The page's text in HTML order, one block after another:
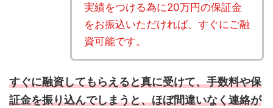
実績をつける為に20万円の保証金
をお振込いただければ、すぐにご融
資可能です。
すぐに融資してもらえると真に受けて、手数料や保
証金を振り込んでしまうと、ほぼ間違いなく連絡が